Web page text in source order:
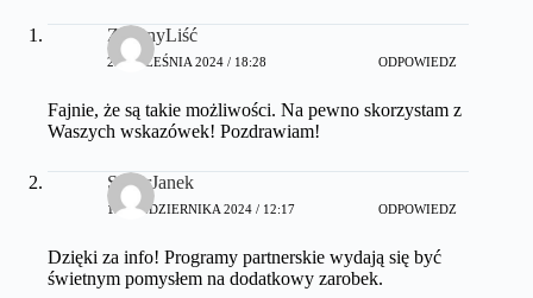
ZielonyLiść
29 WRZEŚNIA 2024 / 18:28 ODPOWIEDZ
Fajnie, że są takie możliwości. Na pewno skorzystam z
Waszych wskazówek! Pozdrawiam!
SuperJanek
13 PAŹDZIERNIKA 2024 / 12:17 ODPOWIEDZ
Dzięki za info! Programy partnerskie wydają się być
świetnym pomysłem na dodatkowy zarobek.